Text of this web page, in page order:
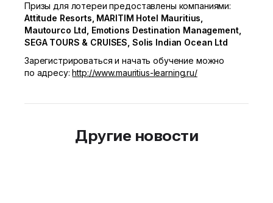
Призы для лотереи предоставлены компаниями:
Attitude Resorts, MARITIM Hotel Mauritius,
Mautourco Ltd, Emotions Destination Management,
SEGA TOURS & CRUISES, Solis Indian Ocean Ltd
Зарегистрироваться и начать обучение можно
по адресу:http://www.mauritius-learning.ru/
Другие новости